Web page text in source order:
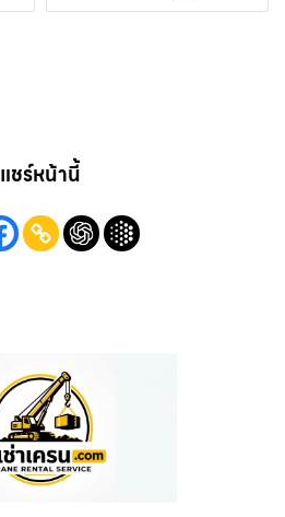
แชร์หน้านี้